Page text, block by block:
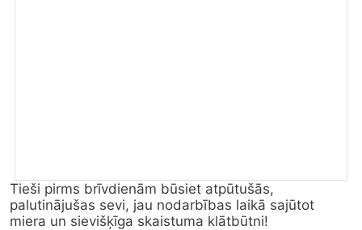
Tieši pirms brīvdienām būsiet atpūtušās,
palutinājušas sevi, jau nodarbības laikā sajūtot
miera un sievišķīga skaistuma klātbūtni!